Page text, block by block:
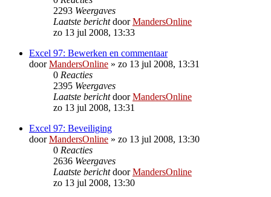
2293 Weergaves
Laatste berichtdoorMandersOnline
zo 13 jul 2008, 13:33
Excel 97: Bewerken en commentaar
doorMandersOnline » zo 13 jul 2008, 13:31
0 Reacties
2395 Weergaves
Laatste berichtdoorMandersOnline
zo 13 jul 2008, 13:31
Excel 97: Beveiliging
doorMandersOnline » zo 13 jul 2008, 13:30
0 Reacties
2636 Weergaves
Laatste berichtdoorMandersOnline
zo 13 jul 2008, 13:30